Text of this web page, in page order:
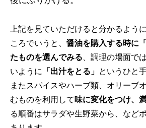
上記を見ていただけると分かるよう
ころでいうと、 醤油を購入する時に
たものを選んでみる 、調理の場面で
いように 「出汁をとる」 というひと
またスパイスやハーブ類、オリーブ
むものを利用して味に変化をつけ、
る順番はサラダや生野菜から、など